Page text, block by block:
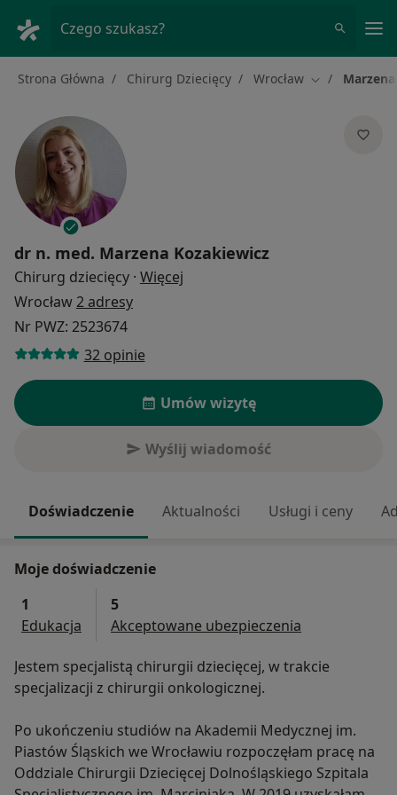
Czego szukasz?
Strona Główna Chirurg Dziecięcy Wrocław Zmień miasto
dr n. med. Marzena Kozakiewicz
Chirurg dziecięcy · Więcej
Wrocław2 adresy
Nr PWZ: 2523674
32 opinie
Umów wizytę
Wyślij wiadomość
Doświadczenie Aktualności Usługi i ceny
Moje doświadczenie
1
Edukacja
5
Akceptowane ubezpieczenia
Jestem specjalistą chirurgii dziecięcej, w trakcie
specjalizacji z chirurgii onkologicznej.
Po ukończeniu studiów na Akademii Medycznej im.
Piastów Śląskich we Wrocławiu rozpoczęłam pracę na
Oddziale Chirurgii Dziecięcej Dolnośląskiego Szpitala